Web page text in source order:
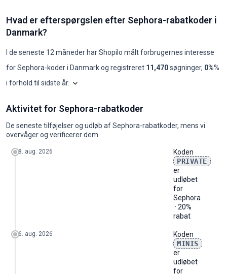
Måned Nye koderMaks. rabatMin. rabatKoder ≥50%Koder ≥70%
2025-080
2025-100 - - 0 0
-
2025-120 - - 0 0
-
2026-01
-
2026-02 1 20%
2026-041 25% 25% 0
2026-061 10% 10% 0 0
2026-073 20%
Hvad er efterspørgslen efter Sephora-rabatkoder i
Danmark?
I de seneste 12 måneder har Shopilo målt forbrugernes interesse
forSephora-koder i Danmarkog registreret 11,470søgninger, 0%%
i forhold til sidste år.
år
jan. feb. mar. apr. maj jun. jul. aug.sep.
2024
1000 1300 1000 880720 590 880 1600
20251000880 880 10001000 880590720 720100019001300
2026880 720 880 880 880
Aktivitet for Sephora-rabatkoder
De seneste tilføjelser og udløb af Sephora-rabatkoder, mens vi
overvåger og verificerer dem.
8. aug. 2026
Koden
PRIVATE
er
udløbet
for
Sephora
· 20%
rabat
6. aug. 2026
Koden
MINIS
er
udløbet
for